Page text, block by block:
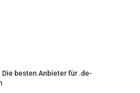
besten Anbieter für .de-